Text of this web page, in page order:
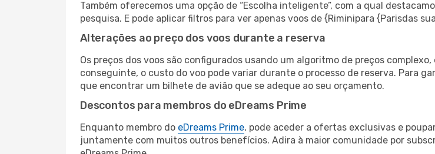
Também oferecemos uma opção de “Escolha inteligente”, com a qual
pesquisa. E pode aplicar filtros para ver apenas voos de {Riminipara {Parisdas
Alterações ao preço dos voos durante a reserva
Os preços dos voos são configurados usando um algoritmo de preços
conseguinte, o custo do voo pode variar durante o processo de reserva. Para
que encontrar um bilhete de avião que se adeque ao seu orçamento.
Descontos para membros do eDreams Prime
Enquanto membro do eDreams Prime, pode aceder a ofertas exclusivas e
juntamente com muitos outros benefícios. Adira à maior comunidade por